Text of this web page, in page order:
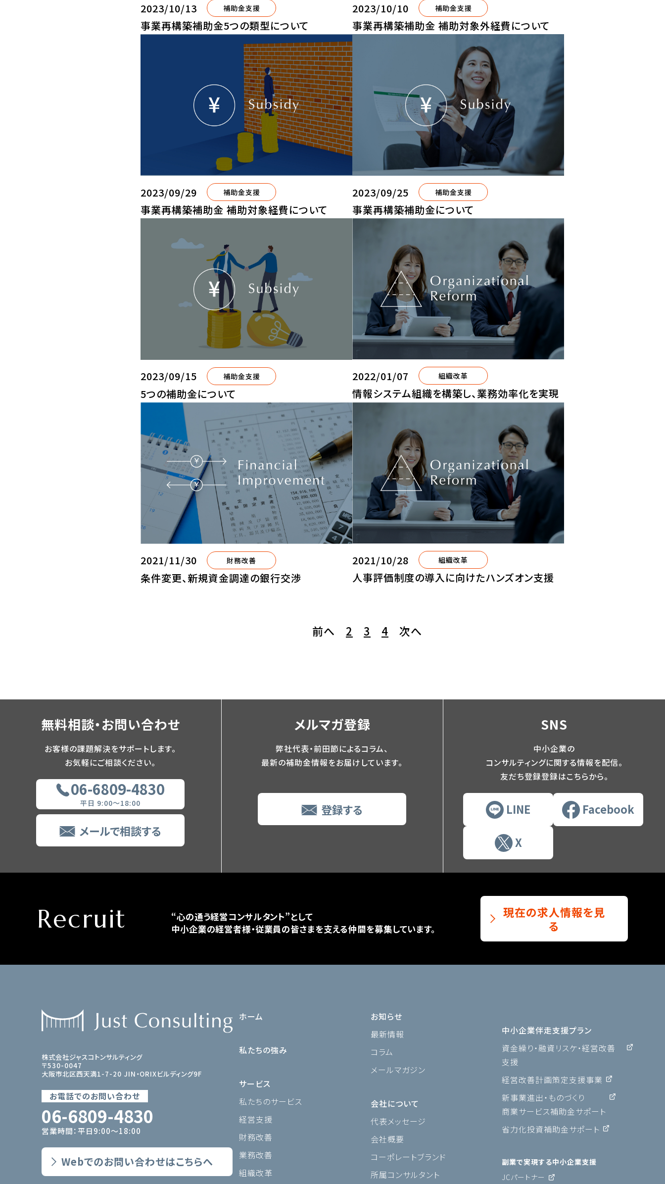
2023/10/13 補助金支援
事業再構築補助金5つの類型について
2023/10/10 補助金支援
事業再構築補助金 補助対象外経費について
2023/09/29 補助金支援
事業再構築補助金 補助対象経費について
2023/09/25 補助金支援
事業再構築補助金について
2023/09/15 補助金支援
5つの補助金について
2022/01/07 組織改革
情報システム組織を構築し、業務効率化を実現
2021/11/30 財務改善
条件変更、新規資金調達の銀行交渉
2021/10/28 組織改革
人事評価制度の導入に向けたハンズオン支援
前へ 2 3 4 次へ
無料相談・お問い合わせ
お客様の課題解決をサポートします。
お気軽にご相談ください。
06-6809-4830
平日 9:00～18:00
メールで相談する
メルマガ登録
弊社代表・前田節によるコラム、
最新の補助金情報をお届けしています。
登録する
SNS
中小企業の
コンサルティングに関する情報を配信。
友だち登録登録はこちらから。
LINE Facebook
X
Recruit
“心の通う経営コンサルタント”として
中小企業の経営者様・従業員の皆さまを支える仲間を募集しています。
現在の求人情報を見
る
株式会社ジャスコトンサルティング
〒530-0047
大阪市北区西天満1-7-20 JIN・ORIXビルディング9F
お電話でのお問い合わせ
06-6809-4830
営業時間：平日9:00〜18:00
Webでのお問い合わせはこちらへ
ホーム
私たちの強み
サービス
私たちのサービス
経営支援
財務改善
業務改善
組織改革
お知らせ
最新情報
コラム
メールマガジン
会社について
代表メッセージ
会社概要
コーポレートブランド
所属コンサルタント
中小企業伴走支援プラン
資金繰り・融資リスケ・経営改善
支援
経営改善計画策定支援事業
新事業進出・ものづくり
商業サービス補助金サポート
省力化投資補助金サポート
副業で実現する中小企業支援
JCパートナー